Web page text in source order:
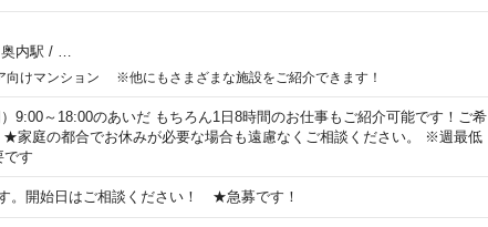
奥内駅 /
向けマンション ※他にもさまざまな施設をご紹介できます！
9:00～18:00のあいだ もちろん1日8時間のお仕事もご紹介可能です！ご希
★家庭の都合でお休みが必要な場合も遠慮なくご相談ください。 ※週最低
です
。開始日はご相談ください！ ★急募です！